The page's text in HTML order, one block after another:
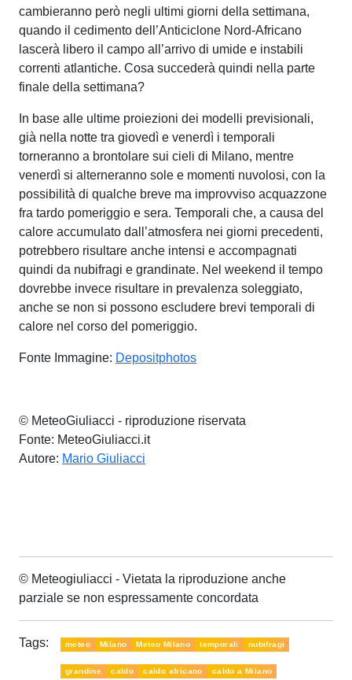
cambieranno però negli ultimi giorni della settimana,
quando il cedimento dell’Anticiclone Nord-Africano
lascerà libero il campo all’arrivo di umide e instabili
correnti atlantiche. Cosa succederà quindi nella parte
finale della settimana?
In base alle ultime proiezioni dei modelli previsionali,
già nella notte tra giovedì e venerdì i temporali
torneranno a brontolare sui cieli di Milano, mentre
venerdì si alterneranno sole e momenti nuvolosi, con la
possibilità di qualche breve ma improvviso acquazzone
fra tardo pomeriggio e sera. Temporali che, a causa del
calore accumulato dall’atmosfera nei giorni precedenti,
potrebbero risultare anche intensi e accompagnati
quindi da nubifragi e grandinate. Nel weekend il tempo
dovrebbe invece risultare in prevalenza soleggiato,
anche se non si possono escludere brevi temporali di
calore nel corso del pomeriggio.
Fonte Immagine: Depositphotos
© MeteoGiuliacci - riproduzione riservata
Fonte: MeteoGiuliacci.it
Autore: Mario Giuliacci
© Meteogiuliacci - Vietata la riproduzione anche
parziale se non espressamente concordata
Tags: meteo Milano Meteo Milano temporali nubifragi
grandine caldo caldo africano caldo a Milano